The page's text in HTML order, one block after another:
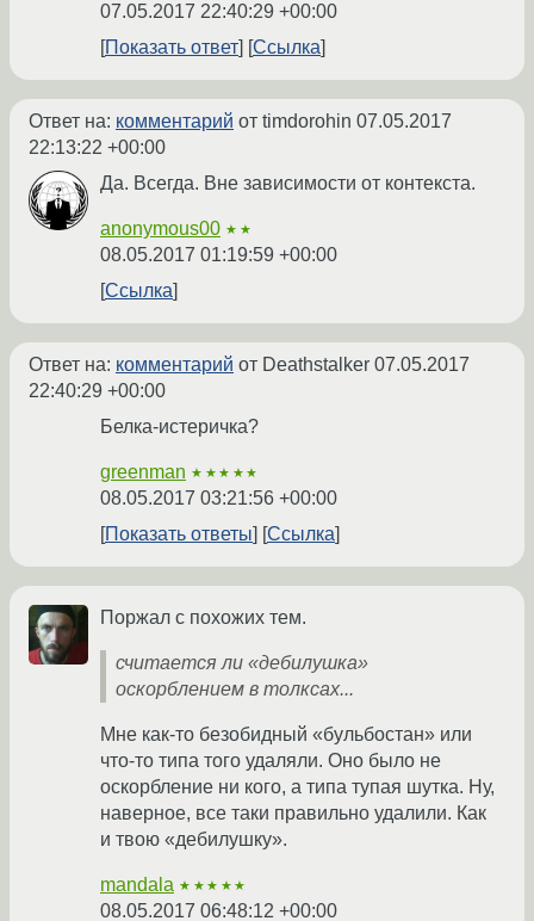
07.05.2017 22:40:29 +00:00
Показать ответ
Ссылка
Ответ на: комментарий от timdorohin 07.05.2017
22:13:22 +00:00
Да. Всегда. Вне зависимости от контекста.
anonymous00 ★★
08.05.2017 01:19:59 +00:00
Ссылка
Ответ на: комментарий от Deathstalker 07.05.2017
22:40:29 +00:00
Белка-истеричка?
greenman ★★★★★
08.05.2017 03:21:56 +00:00
Показать ответы
Ссылка
Поржал с похожих тем.
считается ли «дебилушка»
оскорблением в толксах...
Мне как-то безобидный «бульбостан» или
что-то типа того удаляли. Оно было не
оскорбление ни кого, а типа тупая шутка. Ну,
наверное, все таки правильно удалили. Как
и твою «дебилушку».
mandala ★★★★★
08.05.2017 06:48:12 +00:00